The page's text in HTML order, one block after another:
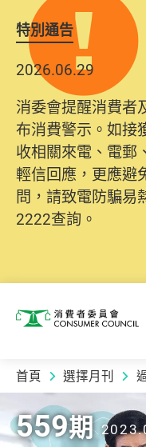
特別通告
2026.06.29
消委會提醒消費者
布消費警示。如接
收相關來電、電郵
輕信回應，更應避
問，請致電防騙易
2222查詢。
消費者委員會
首頁 選擇月刊
2023.05 |
559期
559期
559期
559期